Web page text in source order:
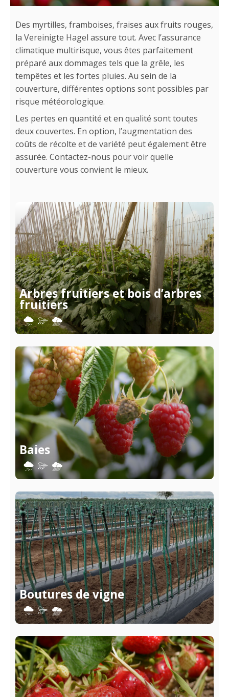
Des myrtilles, framboises, fraises aux fruits rouges,
la Vereinigte Hagel assure tout. Avec l’assurance
climatique multirisque, vous êtes parfaitement
préparé aux dommages tels que la grêle, les
tempêtes et les fortes pluies. Au sein de la
couverture, différentes options sont possibles par
risque météorologique.
Les pertes en quantité et en qualité sont toutes
deux couvertes. En option, l’augmentation des
coûts de récolte et de variété peut également être
assurée. Contactez-nous pour voir quelle
couverture vous convient le mieux.
Arbres fruitiers et bois d’arbres
fruitiers
Baies
Boutures de vigne